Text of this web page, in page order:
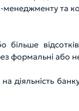
та
формальні або
діяльність